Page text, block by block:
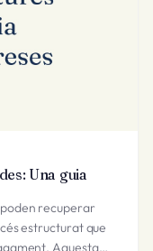
Una guia
recuperar
estructurat que
Aquesta